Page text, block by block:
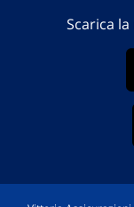
Scarica